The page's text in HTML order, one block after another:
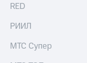
RED
РИИЛ
МТС Супер